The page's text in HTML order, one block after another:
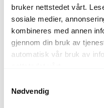
bruker nettstedet vårt.
sosiale medier,
kombineres med annen
gjennom din bruk av
automatisk vår bruk av
Nødvendig
BLAND(C)